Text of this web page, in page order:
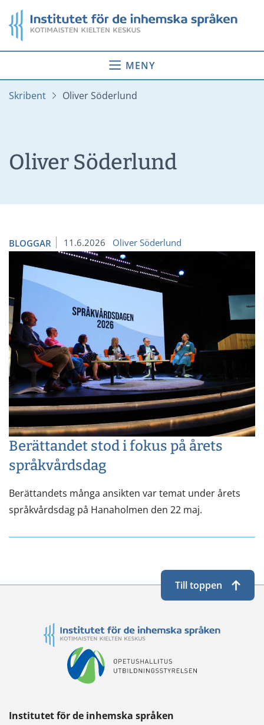
till
innehåll
Startsida
MENY
Skribent Oliver Söderlund
Oliver Söderlund
BLOGGAR 11.6.2026 Oliver Söderlund
Berättandet stod i fokus på årets
språkvårdsdag
Berättandets många ansikten var temat under årets
språkvårdsdag på Hanaholmen den 22 maj.
Institutet för de inhemska språken
Till toppen